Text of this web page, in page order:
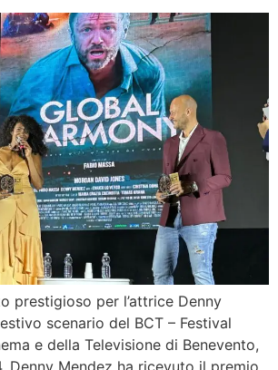
prestigioso per l’attrice Denny
scenario del BCT – Festival
e della Televisione di Benevento,